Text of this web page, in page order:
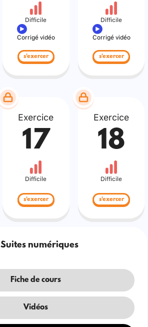
Difficile
Corrigé vidéo
s'exercer
Difficile
Corrigé vidéo
s'exercer
Exercice
17
Difficile
s'exercer
Exercice
18
Difficile
s'exercer
Suites numériques
Fiche de cours
Vidéos